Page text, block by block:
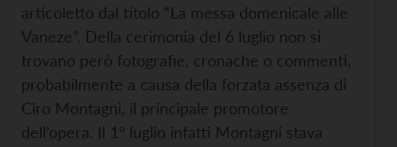
articoletto dal titolo “La messa domenicale alle
Vaneze”. Della cerimonia del 6 luglio non si
trovano però fotografie, cronache o commenti,
probabilmente a causa della forzata assenza di
Ciro Montagni, il principale promotore
dell’opera. Il 1° luglio infatti Montagni stava